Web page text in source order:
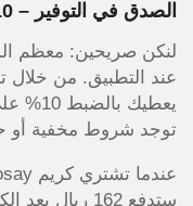
الصدق في التوفير – 10% حقيقية بدلاً من الوعود الوهمية
لنكن صريحين: معظم
عند التطبيق. من خلال
يعطيك
توجد شروط مخفية أو